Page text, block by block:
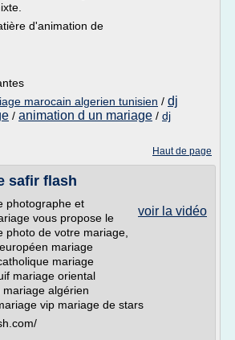
d'animation de
marocain algerien tunisien / dj
/ animation d un mariage / dj
Haut de page
safir flash
voir la vidéo
photographe et
vous propose le
photo de votre mariage,
mariage
mariage
mariage oriental
algérien
vip mariage de stars